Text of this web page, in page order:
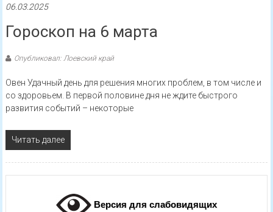
06.03.2025
Гороскоп на 6 марта
Опубликовал: Лоевский край
Овен Удачный день для решения многих проблем, в том числе и
со здоровьем. В первой половине дня не ждите быстрого
развития событий – некоторые
Читать далее
Версия для слабовидящих